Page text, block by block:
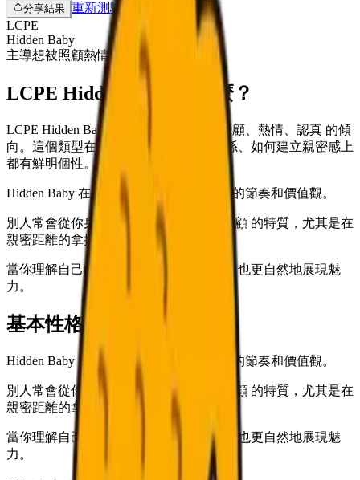
分享結果 重新測驗
LCPE
Hidden Baby
主導想被照顧熱情認真
LCPE Hidden Baby 是什麼？
LCPE Hidden Baby 結合了 主導、想被照顧、熱情、認真 的傾
向。這個類型在如何愛人、如何選擇關係、如何建立親密感上
都有鮮明個性。
Hidden Baby 在戀愛中也很容易展現自己的節奏和價值觀。
別人常會從你身上感受到 主導 與 想被照顧 的特質，尤其是在
親密距離的拿捏上。
當你理解自己的模式，就能不勉強自己，也更自然地展現魅
力。
基本性格與特徵
Hidden Baby 在戀愛中也很容易展現自己的節奏和價值觀。
別人常會從你身上感受到 主導 與 想被照顧 的特質，尤其是在
親密距離的拿捏上。
當你理解自己的模式，就能不勉強自己，也更自然地展現魅
力。